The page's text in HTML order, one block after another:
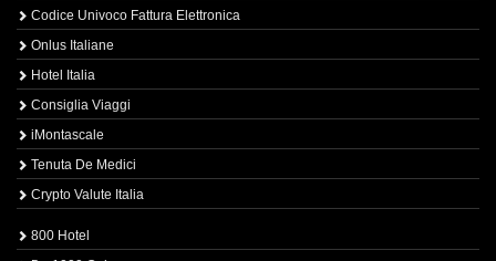
Codice Univoco Fattura Elettronica
Onlus Italiane
Hotel Italia
Consiglia Viaggi
iMontascale
Tenuta De Medici
Crypto Valute Italia
800 Hotel